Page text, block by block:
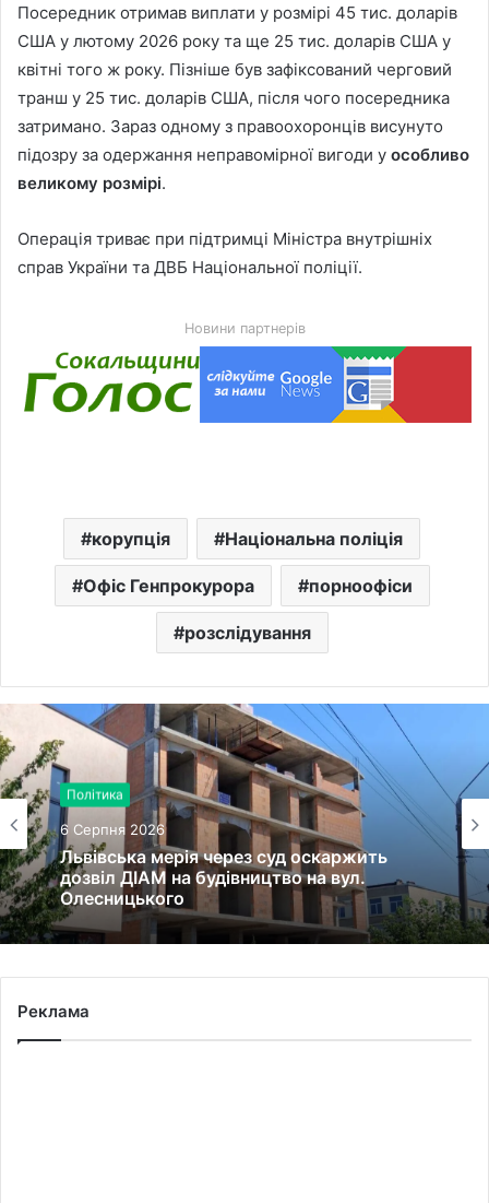
Посередник отримав виплати у розмірі 45 тис. доларів
США у лютому 2026 року та ще 25 тис. доларів США у
квітні того ж року. Пізніше був зафіксований черговий
транш у 25 тис. доларів США, після чого посередника
затримано. Зараз одному з правоохоронців висунуто
підозру за одержання неправомірної вигоди у особливо
великому розмірі.
Операція триває при підтримці Міністра внутрішніх
справ України та ДВБ Національної поліції.
Новини партнерів
корупція Національна поліція
Офіс Генпрокурора порноофіси
розслідування
Політика
6 Серпня 2026
Львівська мерія через суд оскаржить
дозвіл ДІАМ на будівництво на вул.
Олесницького
Реклама